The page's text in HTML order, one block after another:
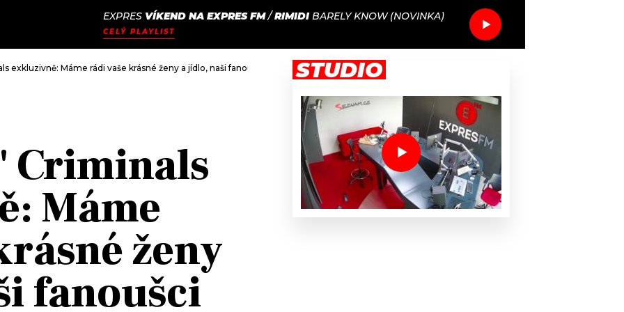
SEZNAM.CZ
EXPRES VÍKEND NA EXPRES FM/RIMIDI BARELY KNOW (NOVINKA)
CELÝ PLAYLIST
exkluzivně: Máme rádi vaše krásné ženy a jídlo, naši fanoušci nejsou hloupí lidé
Criminals
Máme
ženy
fanoušci
STUDIO